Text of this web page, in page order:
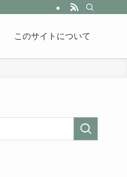
このサイトについて